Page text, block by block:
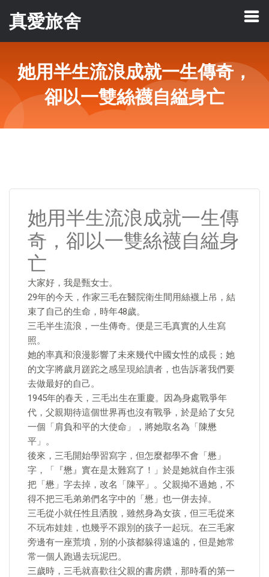
真愛旅舍
她用半生流浪成就一生傳奇，
卻以一雙絲襪自縊身亡
她用半生流浪成就一生傳
奇，卻以一雙絲襪自縊身
亡
大家好，我是甄女士。
29年的今天，作家三毛在醫院衛生間用絲襪上吊，結
束了自己的生命，時年48歲。
三毛半生流浪，一生傳奇。便是三毛真實的人生寫
照。
她的率真和浪漫影響了未來幾代中國女性的成長；她
的文字將歲月蹉跎之感呈現給讀者，也告訴著我們要
去做最好的自己。
1945年的春天，三毛出生在重慶。因為身處戰爭年
代，父親期待這個世界再也沒有戰爭，於是給了女兒
一個「肩負和平的大使命」，將她取名為「陳懋
平」。
後來，三毛開始學習寫字，但怎麼都學不會「懋」
字，「『懋』實在是太難寫了！」於是她就自作主張
把「懋」字去掉，改名「陳平」。父親拗不過她，不
得不把三毛弟弟們名字中的「懋」也一併去掉。
三毛從小就任性且洒脫，雖然身為女孩，但三毛從來
不玩布娃娃，也幾乎不跟別的孩子一起玩。在三毛家
旁邊有一座荒墳，別的小孩都躲得遠遠的，但是她常
常一個人跑過去玩泥巴。
三歲時，三毛就喜歡往父親的書房鑽，那時看的第一